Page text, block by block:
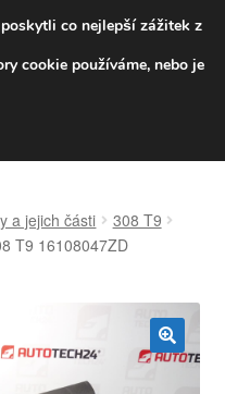
139,-Kč
704 494 494
a jejich části
308 T9
T9 16108047ZD
🔍
co nejlepší zážitek z
cookie používáme, nebo je